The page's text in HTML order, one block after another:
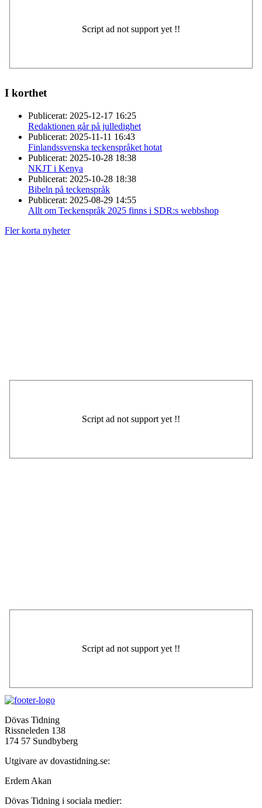
I korthet
Publicerat: 2025-12-17 16:25
Redaktionen går på julledighet
Publicerat: 2025-11-11 16:43
Finlandssvenska teckenspråket hotat
Publicerat: 2025-10-28 18:38
NKJT i Kenya
Publicerat: 2025-10-28 18:38
Bibeln på teckenspråk
Publicerat: 2025-08-29 14:55
Allt om Teckenspråk 2025 finns i SDR:s webbshop
Fler korta nyheter
Dövas Tidning
Rissneleden 138
174 57 Sundbyberg
Utgivare av dovastidning.se:
Erdem Akan
Dövas Tidning i sociala medier: